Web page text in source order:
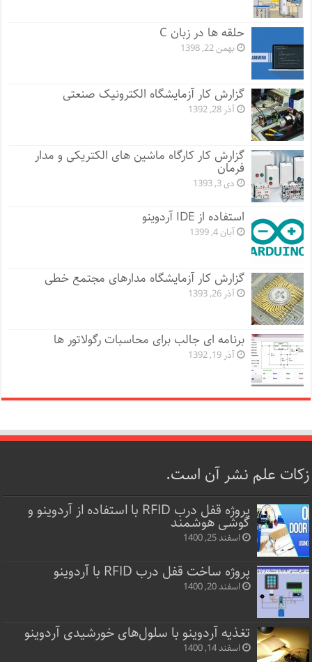
حلقه ها در زبان C
بهمن 22, 1398
گزارش کار آزمایشگاه الکترونیک صنعتی
آذر 28, 1392
گزارش کار کارگاه ماشین های الکتریکی و مدار
فرمان
دی 3, 1393
استفاده از IDE آردوینو
آبان 4, 1399
گزارش کار آزمایشگاه مدارهای مجتمع خطی
آذر 26, 1393
برنامه ای جالب برای محاسبات رگولاتور ها
آذر 19, 1392
زکات علم نشر آن است.
پروژه قفل‌ درب RFID با استفاده از آردوینو و
گوشی هوشمند
اسفند 25, 1400
پروژه ساخت قفل‌ درب RFID با آردوینو
اسفند 20, 1400
تغذیه آردوینو با سلول‌های خورشیدی آردوینو
اسفند 14, 1400